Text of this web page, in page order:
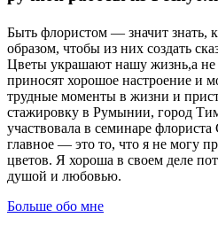
Быть флористом — значит знать,
образом, чтобы из них создать
Цветы украшают нашу жизнь,а
приносят хорошое настроение и
трудные моменты в жизни и
стажировку в Румынии, город
участвовала в семинаре
главное — это то, что я не могу
цветов. Я хороша в своем деле
душой и любовью.
Больше обо мне